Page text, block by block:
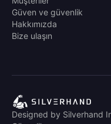
Güven ve güvenlik
Hakkımızda
Bize ulaşın
Designed by Silverhand